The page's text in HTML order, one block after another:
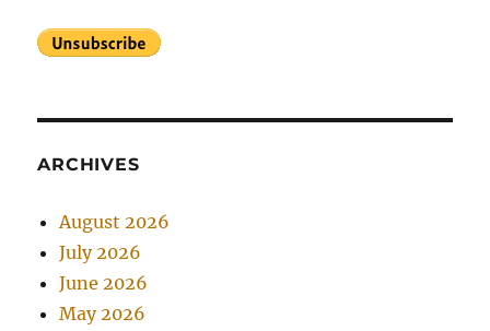
ARCHIVES
August 2026
July 2026
June 2026
May 2026